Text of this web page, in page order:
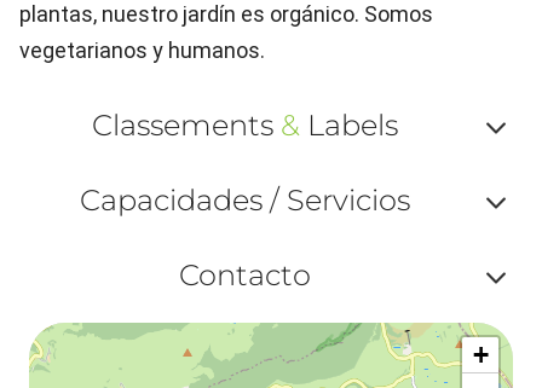
plantas, nuestro jardín es orgánico. Somos
vegetarianos y humanos.
Classements &Labels
ou
Capacidades / Servicios
ou
Contacto
ou
+